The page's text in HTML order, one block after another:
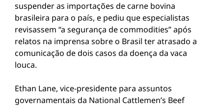
suspender as importações de carne bovina
brasileira para o país, e pediu que especialistas
revisassem “a segurança de commodities” após
relatos na imprensa sobre o Brasil ter atrasado a
comunicação de dois casos da doença da vaca
louca.
Ethan Lane, vice-presidente para assuntos
governamentais da National Cattlemen’s Beef